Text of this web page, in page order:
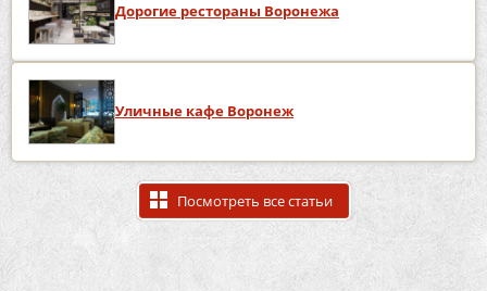
Дорогие рестораны Воронежа
Уличные кафе Воронеж
Посмотреть все статьи